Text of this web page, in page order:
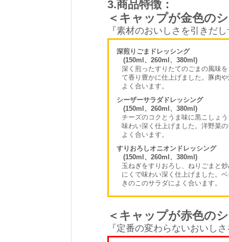
3.商品特徴：
＜キャップが金色の
『素材のおいしさを引きだ
深煎りごまドレッシング
(150ml、260ml、380ml)
深く煎ったすりたてのごまの風味
て香り豊かに仕上げました。豚肉
よく合います。
シーザーサラダドレッシング
(150ml、260ml、380ml)
チーズのコクとうま味に黒こしょ
味わい深く仕上げました。洋野菜
よく合います。
すりおろしオニオンドレッシング
(150ml、260ml、380ml)
玉ねぎをすりおろし、ねりごまと
にくで味わい深く仕上げました。
きのこのサラダによく合います。
＜キャップが赤色の
『定番の変わらないおいし